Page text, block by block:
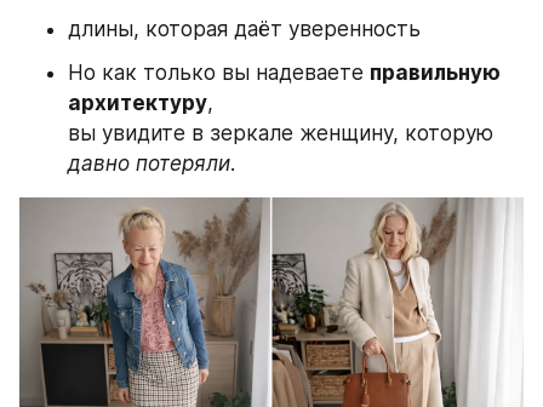
длины, которая даёт уверенность
Но как только вы надеваете правильную
архитектуру,
давно потеряли.